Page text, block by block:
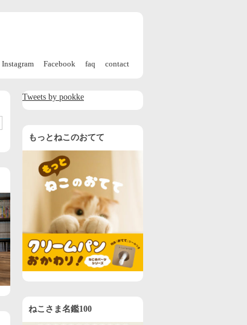
Instagram Facebook faq contact
Tweets by pookke
もっとねこのおてて
ねこさま名鑑100